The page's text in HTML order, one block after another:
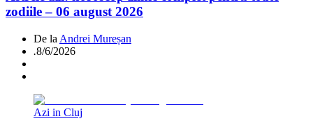
zodiile – 06 august 2026
De la Andrei Mureșan
.8/6/2026
Azi in Cluj